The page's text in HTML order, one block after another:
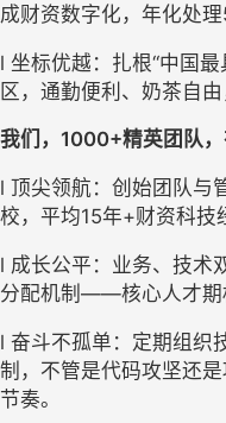
成财资数字化 ， 年化处理
l 坐标优越：扎根“中国
区，通勤便利、奶茶自
我们， 1000+精英团队，
l 顶尖领航：创始团队与
校，平均15年+财资科技
l 成长公平 ：业务、技术
分配机制——核心人才期
l 奋斗不孤单：定期组织
制，不管是代码攻坚还
节奏。